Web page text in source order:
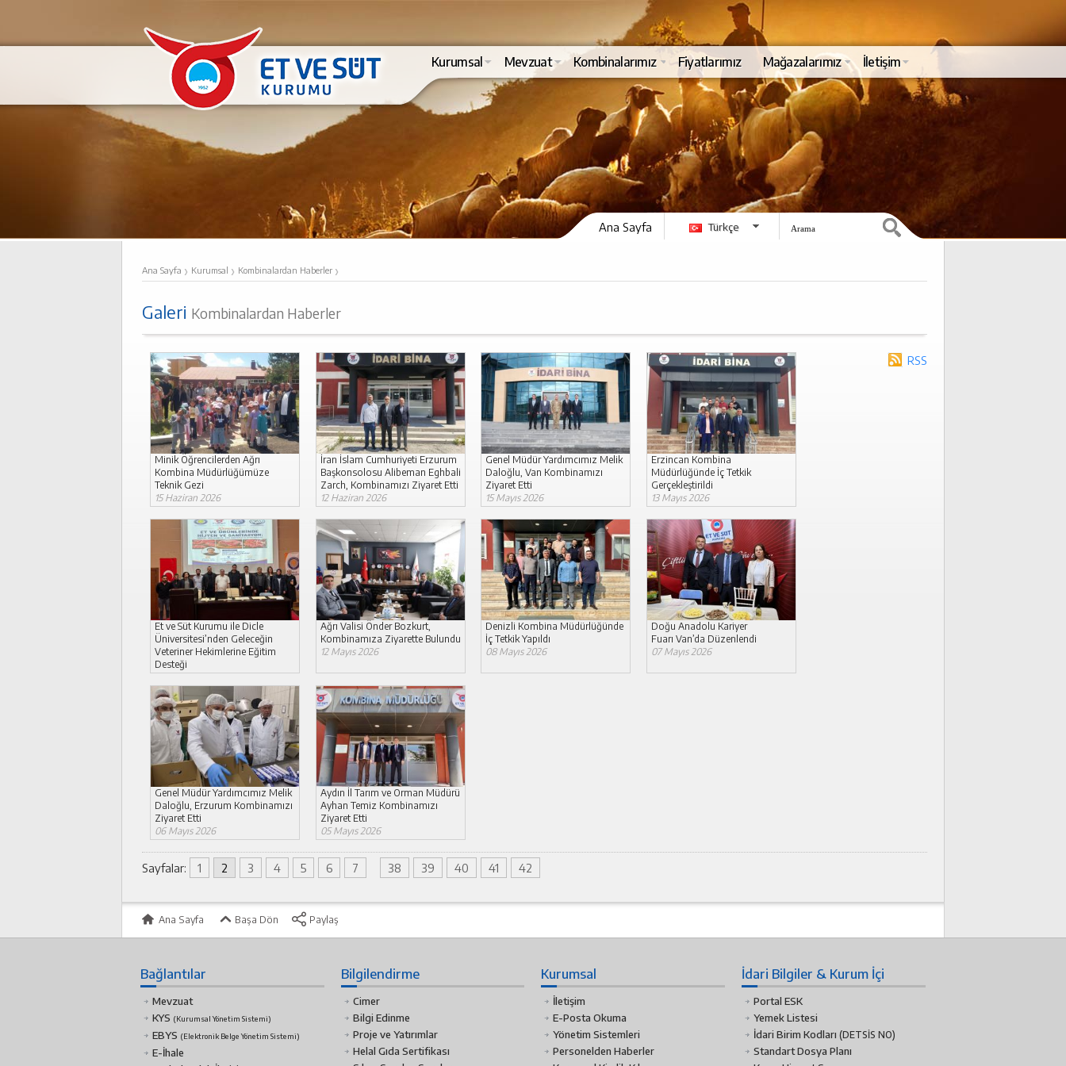
Kurumsal Mevzuat Kombinalarımız Fiyatlarımız Mağazalarımız İletişim
Ana Sayfa
Türkçe
Ana Sayfa › Kurumsal › Kombinalardan Haberler ›
Galeri Kombinalardan Haberler
RSS
Minik Öğrencilerden Ağrı
Kombina Müdürlüğümüze
Teknik Gezi
15 Haziran 2026
İran İslam Cumhuriyeti Erzurum
Başkonsolosu Alibeman Eghbali
Zarch, Kombinamızı Ziyaret Etti
12 Haziran 2026
Genel Müdür Yardımcımız Melik
Daloğlu, Van Kombinamızı
Ziyaret Etti
15 Mayıs 2026
Erzincan Kombina
Müdürlüğünde İç Tetkik
Gerçekleştirildi
13 Mayıs 2026
Et ve Süt Kurumu ile Dicle
Üniversitesi’nden Geleceğin
Veteriner Hekimlerine Eğitim
Desteği
13 Mayıs 2026
Ağrı Valisi Önder Bozkurt,
Kombinamıza Ziyarette Bulundu
12 Mayıs 2026
Denizli Kombina Müdürlüğünde
İç Tetkik Yapıldı
08 Mayıs 2026
Doğu Anadolu Kariyer
Fuarı Van’da Düzenlendi
07 Mayıs 2026
Genel Müdür Yardımcımız Melik
Daloğlu, Erzurum Kombinamızı
Ziyaret Etti
06 Mayıs 2026
Aydın İl Tarım ve Orman Müdürü
Ayhan Temiz Kombinamızı
Ziyaret Etti
05 Mayıs 2026
Sayfalar: 1 2 3 4 5 6 7 38 39 40 41 42
Ana Sayfa Başa Dön Paylaş
Bağlantılar
Mevzuat
KYS (Kurumsal Yönetim Sistemi)
EBYS (Elektronik Belge Yönetim Sistemi)
E-İhale
Bilgilendirme
Cimer
Bilgi Edinme
Proje ve Yatırımlar
Helal Gıda Sertifikası
Kurumsal
İletişim
E-Posta Okuma
Yönetim Sistemleri
Personelden Haberler
İdari Bilgiler & Kurum İçi
Portal ESK
Yemek Listesi
İdari Birim Kodları (DETSİS NO)
Standart Dosya Planı